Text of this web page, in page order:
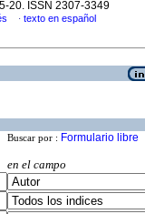
20. ISSN 2307-3349
· texto en español
Buscar por : Formulario libre
en el campo